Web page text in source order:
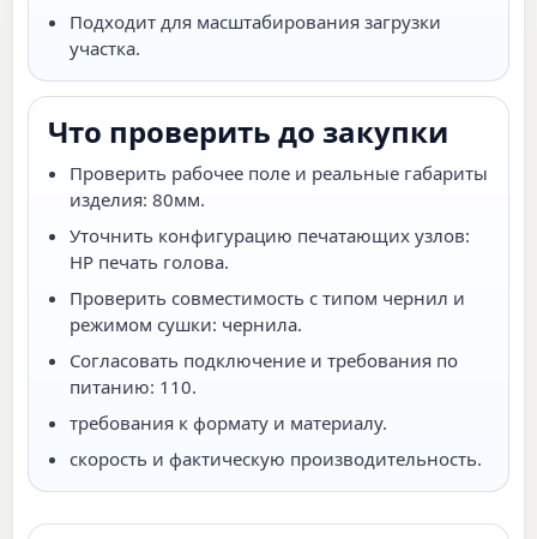
Подходит для масштабирования загрузки
участка.
Что проверить до закупки
Проверить рабочее поле и реальные габариты
изделия: 80мм.
Уточнить конфигурацию печатающих узлов:
HP печать голова.
Проверить совместимость с типом чернил и
режимом сушки: чернила.
Согласовать подключение и требования по
питанию: 110.
требования к формату и материалу.
скорость и фактическую производительность.